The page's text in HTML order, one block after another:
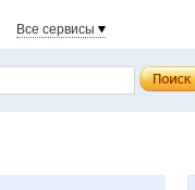
Все сервисы